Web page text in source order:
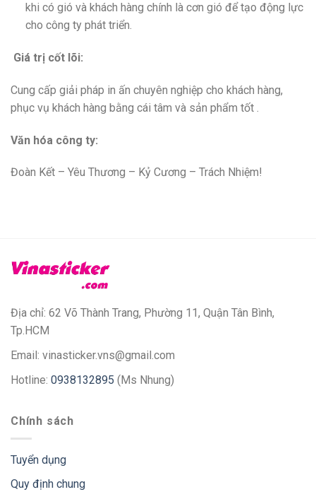
khi có gió và khách hàng chính là cơn gió để tạo động lực
cho công ty phát triển.
Giá trị cốt lõi:
Cung cấp giải pháp in ấn chuyên nghiệp cho khách hàng,
phục vụ khách hàng bằng cái tâm và sản phẩm tốt .
Văn hóa công ty:
Đoàn Kết – Yêu Thương – Kỷ Cương – Trách Nhiệm!
Địa chỉ: 62 Võ Thành Trang, Phường 11, Quận Tân Bình,
Tp.HCM
Email: vinasticker.vns@gmail.com
Hotline: 0938132895 (Ms Nhung)
Chính sách
Tuyển dụng
Quy định chung